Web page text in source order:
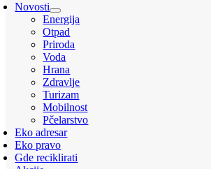
Novosti
Energija
Otpad
Priroda
Voda
Hrana
Zdravlje
Turizam
Mobilnost
Pčelarstvo
Eko adresar
Eko pravo
Gde reciklirati